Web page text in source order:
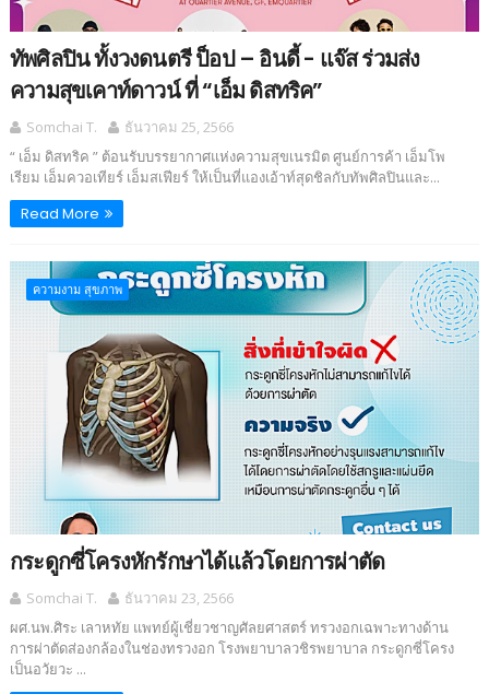
ทัพศิลปิน ทั้งวงดนตรี ป็อป – อินดี้ - แจ๊ส ร่วมส่ง
ความสุขเคาท์ดาวน์ ที่ “เอ็ม ดิสทริค”
Somchai T.
ธันวาคม 25, 2566
“ เอ็ม ดิสทริค ” ต้อนรับบรรยากาศแห่งความสุขเนรมิต ศูนย์การค้า เอ็มโพ
เรียม เอ็มควอเทียร์ เอ็มสเฟียร์ ให้เป็นที่แองเอ้าท์สุดชิลกับทัพศิลปินและ...
Read More
ความงาม สุขภาพ
กระดูกซี่โครงหักรักษาได้แล้วโดยการผ่าตัด
Somchai T.
ธันวาคม 23, 2566
ผศ.นพ.ศิระ เลาหทัย แพทย์ผู้เชี่ยวชาญศัลยศาสตร์ ทรวงอกเฉพาะทางด้าน
การผ่าตัดส่องกล้องในช่องทรวงอก โรงพยาบาลวชิรพยาบาล กระดูกซี่โครง
เป็นอวัยวะ ...